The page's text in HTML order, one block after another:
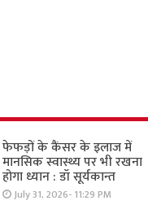
फेफड़ों के कैंसर के इलाज में
मानसिक स्वास्थ्य पर भी रखना
होगा ध्यान : डॉ सूर्यकान्त
July 31, 2026- 11:29 PM